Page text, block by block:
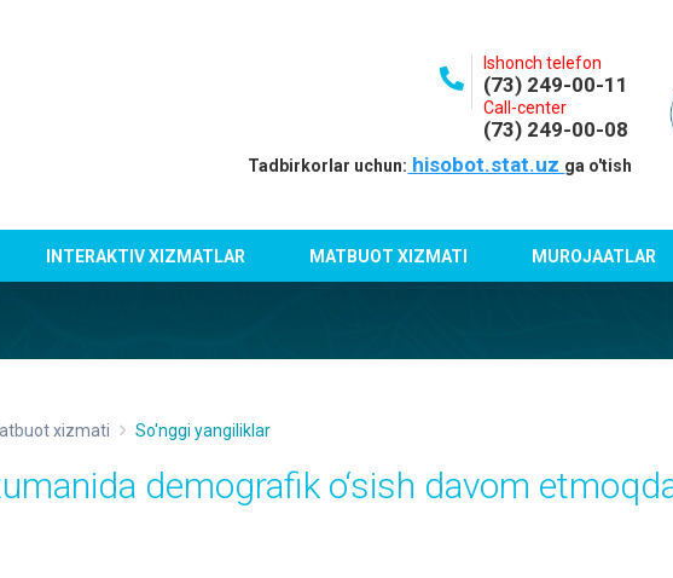
Ishonch telefon
(73) 249-00-11
Call-center
(73) 249-00-08
Tadbirkorlar uchun: hisobot.stat.uz ga o'tish
INTERAKTIV XIZMATLAR MATBUOT XIZMATI MUROJAATLAR
xizmati So'nggi yangiliklar
demografik o‘sish davom